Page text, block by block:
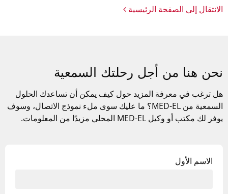
الانتقال إلى الصفحة الرئيسية
نحن هنا من أجل رحلتك السمعية
هل ترغب في معرفة المزيد حول كيف يمكن أن تساعدك الحلول
السمعية من MED-EL؟ ما عليك سوى ملء نموذج الاتصال، وسوف
يوفر لك مكتب أو وكيل MED-EL المحلي مزيدًا من المعلومات.
الاسم الأول